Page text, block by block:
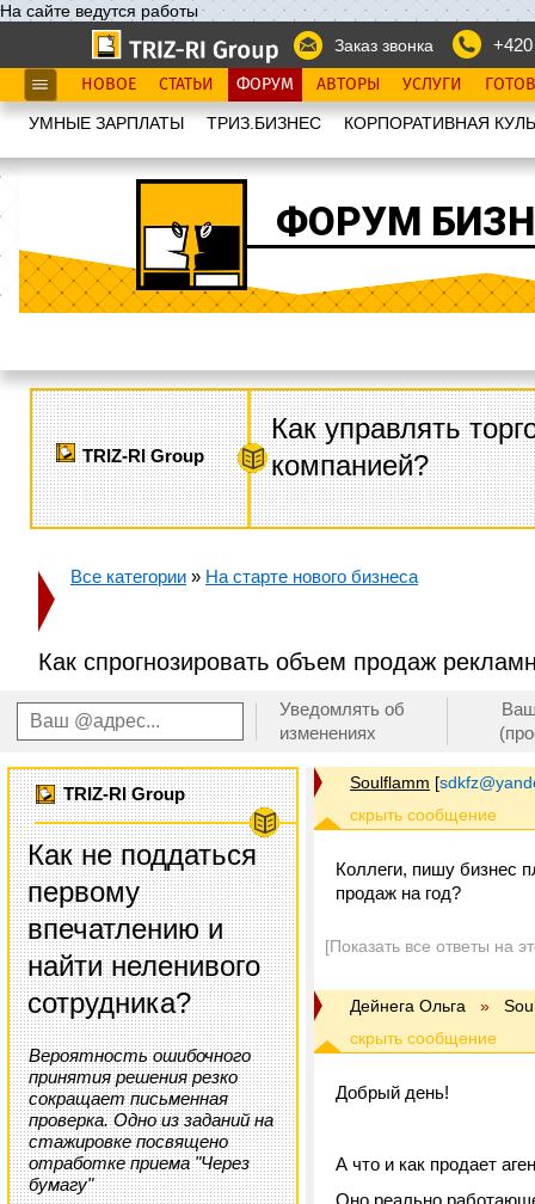
На сайте ведутся работы
Заказ звонка
НОВОЕ СТАТЬИ ФОРУМ АВТОРЫ УСЛУГИ
УМНЫЕ ЗАРПЛАТЫ ТРИЗ.БИЗНЕС КОРПОРАТИВНАЯ
ФОРУМ
TRIZ-RI Group
Как управлять
компанией?
Все категории » На старте нового бизнеса
Как спрогнозировать объем продаж
Уведомлять об
изменениях
TRIZ-RI Group
Как не поддаться
первому
впечатлению и
найти неленивого
сотрудника?
Вероятность ошибочного
принятия решения резко
сокращает письменная
проверка. Одно из заданий на
стажировке посвящено
отработке приема "Через
бумагу"
Soulflamm [
Коллеги, пишу бизнес
продаж на год?
[Показать все ответы на
Дейнега Ольга »
Добрый день!
А что и как продает
Оно реально